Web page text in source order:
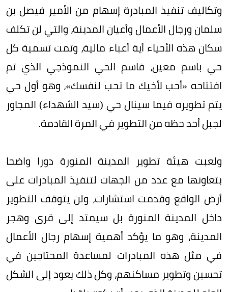
وتكاليف تنفيذ المبادرة إسهام من الأمير فيصل بن
سلمان ورجال الأعمال وأعيان المدينة، والتي لن تكلف
سكان هذه الأحياء أية أعباء مالية، وتمت تسمية كل
حي باسم معين، فاسم الحي النموذجي الذي تم
افتتاحه «أحب لأخيك ما تحب لنفسك»، وهو أول حي
يتم تطويره فيما سينال حي (سيد الشهداء) المجاور
لجبل أحد حظه من التطوير في المرة القادمة.
ولعبت هيئة تطوير المدينة المنورة دورا واضحا
بتعاونها مع عدد من الجهات لتنفيذ المبادرات على
أرض الواقع وقدمت استشارات، ولن يتوقف التطوير
داخل المدينة المنورة بل سيمتد إلى قرى وهجر
المدينة، وهو ما يؤكد أهمية إسهام رجال الأعمال
في مثل هذه المبادرات لمساعدة المحتاجين في
تحسين وتطوير مساكنهم، وكل ذلك يعود إلى الشكل